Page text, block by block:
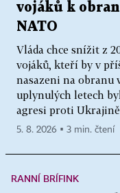
vojáků k
NATO
Vláda chce snížit z
vojáků, kteří by v
nasazeni na obranu
uplynulých letech
agresi proti
5. 8. 2026 ▪ 3 min. čtení
RANNÍ BRÍFINK